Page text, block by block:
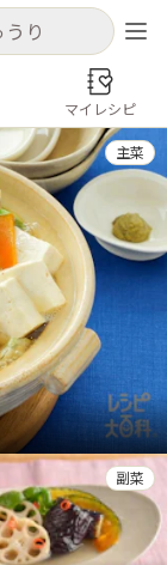
キャンセル
録
キャンセル
ンツ
ろこし
マイレシピ
主菜
副菜